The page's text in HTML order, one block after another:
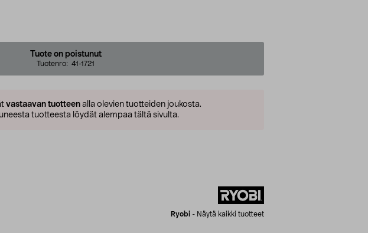
Tuote on poistunut
Tuotenro: 41-1721
vastaavan tuotteen alla olevien tuotteiden joukosta.
tuotteesta löydät alempaa tältä sivulta.
Ryobi - Näytä kaikki tuotteet